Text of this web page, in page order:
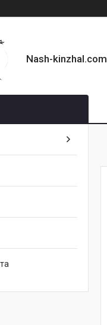
Nash-kinzhal.com